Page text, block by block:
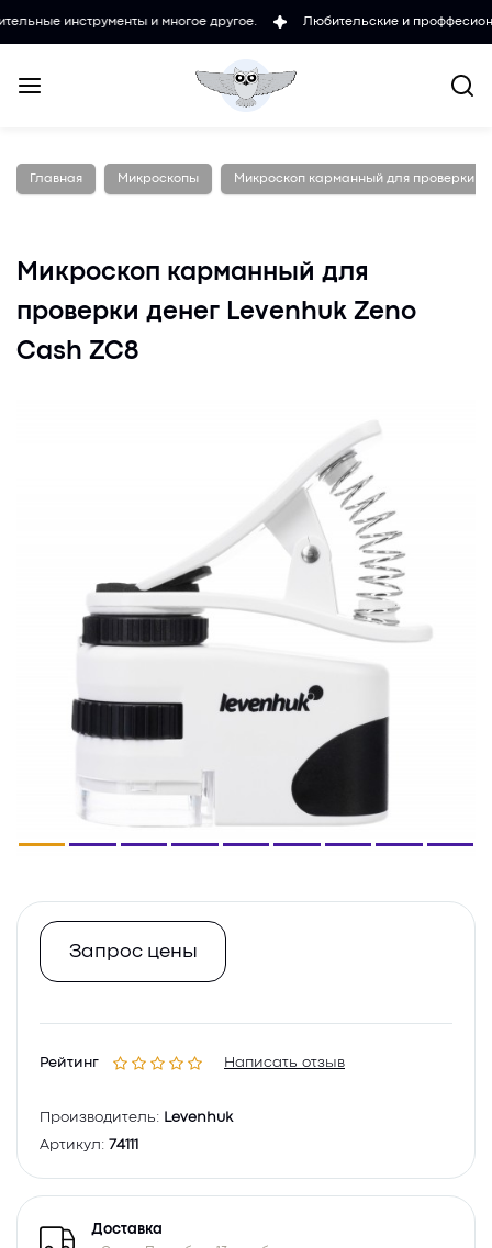
и многое другое. Любительские и проффесиональные
Главная Микроскопы Микроскоп карманный для проверки
Микроскоп карманный для
проверки денег Levenhuk Zeno
Cash ZC8
Рейтинг Написать отзыв
Производитель: Levenhuk
Артикул: 74111
Запрос цены
Доставка